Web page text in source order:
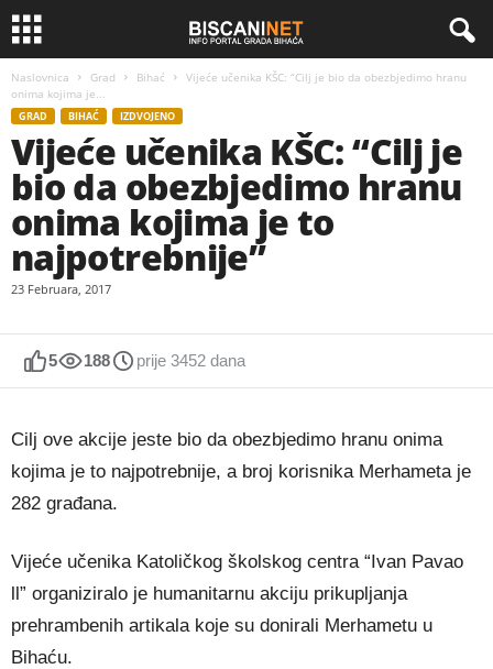
Naslovnica Grad Bihać
Vijeće učenika KŠC: “Cilj je bio da obezbjedimo hranu
onima kojima je...
GRAD BIHAĆ IZDVOJENO
Vijeće učenika KŠC: “Cilj je
bio da obezbjedimo hranu
onima kojima je to
najpotrebnije”
23 Februara, 2017
5 188 prije 3452 dana
Cilj ove akcije jeste bio da obezbjedimo hranu onima
kojima je to najpotrebnije, a broj korisnika Merhameta je
282 građana.
Vijeće učenika Katoličkog školskog centra “Ivan Pavao
ll” organiziralo je humanitarnu akciju prikupljanja
prehrambenih artikala koje su donirali Merhametu u
Bihaću.